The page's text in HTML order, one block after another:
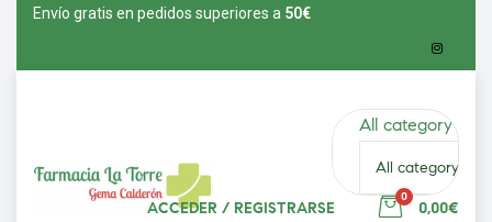
Envío gratis en pedidos superiores a 50€
All category
ACCEDER / REGISTRARSE
0
0,00€